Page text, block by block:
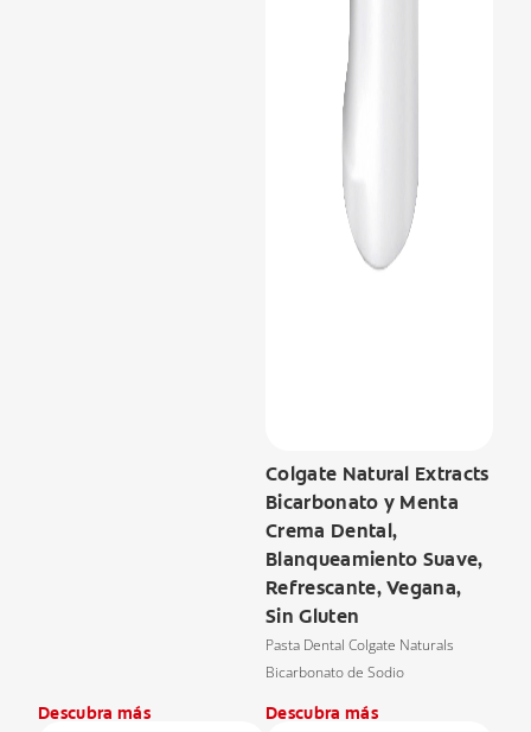
Descubra más
Colgate Natural Extracts
Bicarbonato y Menta
Crema Dental,
Blanqueamiento Suave,
Refrescante, Vegana,
Sin Gluten
Pasta Dental Colgate Naturals
Bicarbonato de Sodio
Descubra más